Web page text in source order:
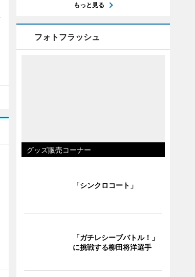
もっと見る
フォトフラッシュ
グッズ販売コーナー
「シンクロコート」
「ガチレシーブバトル！」
に挑戦する柳田将洋選手